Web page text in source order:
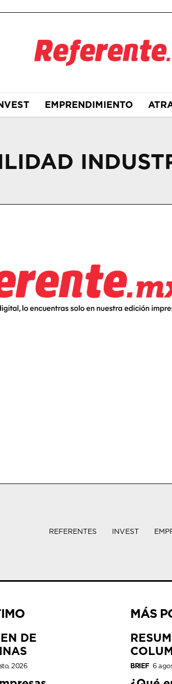
EMPRENDIMIENTO
REFERENTES INVEST
DE
2026
MÁS
BRIEF 6